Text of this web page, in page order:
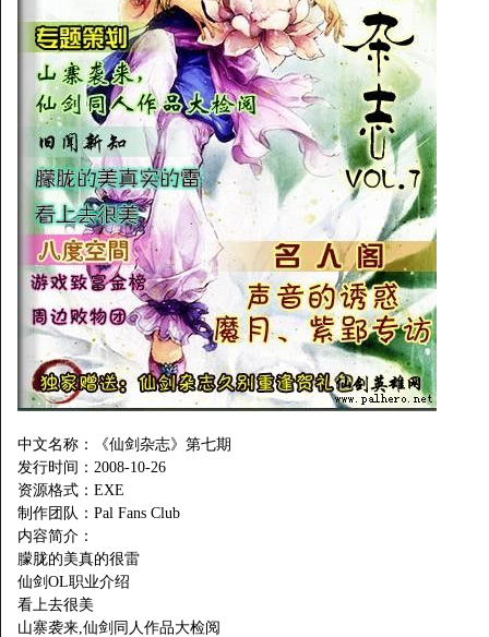
中文名称：《仙剑杂志》第七期
发行时间：2008-10-26
资源格式：EXE
制作团队：Pal Fans Club
内容简介：
朦胧的美真的很雷
仙剑OL职业介绍
看上去很美
山寨袭来,仙剑同人作品大检阅